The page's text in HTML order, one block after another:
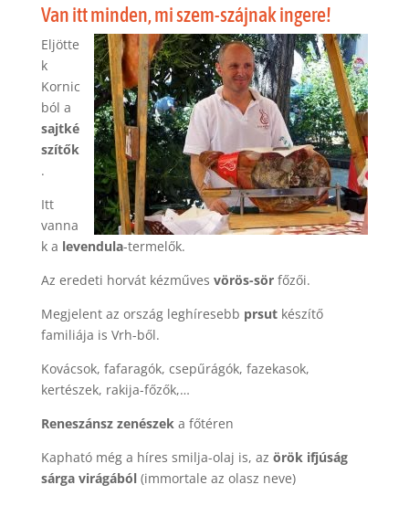
Van itt minden, mi szem-szájnak ingere!
Eljötte
k
Kornic
ból a
sajtké
szítők
.
Itt
vanna
k a levendula-termelők.
Az eredeti horvát kézműves vörös-sörfőzői.
Megjelent az ország leghíresebb prsutkészítő
familiája is Vrh-ből.
Kovácsok, fafaragók, csepűrágók, fazekasok,
kertészek, rakija-főzők,…
Reneszánsz zenészeka főtéren
Kapható még a híres smilja-olaj is, az örök ifjúság
sárga virágából(immortale az olasz neve)